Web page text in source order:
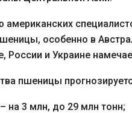
особенно в
России и Украине
пшеницы
на 3 млн, до 29 млн тонн;